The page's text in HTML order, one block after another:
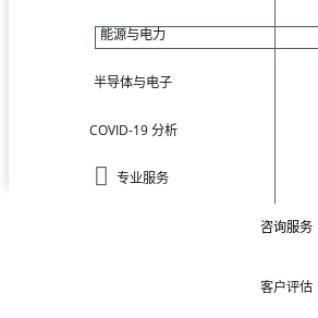
能源与电力
半导体与电子
COVID-19 分析
专业服务
咨询服务
客户评估